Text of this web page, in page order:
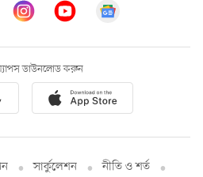
ডাউনলোড করুন
সার্কুলেশন নীতি ও শর্ত